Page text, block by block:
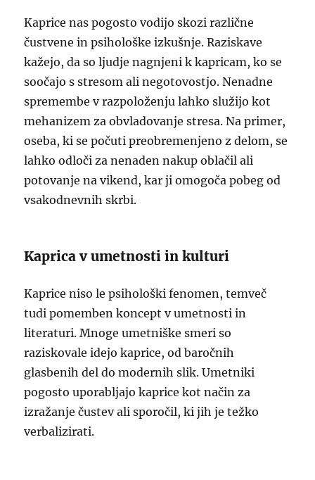
Kaprice nas pogosto vodijo skozi različne
čustvene in psihološke izkušnje. Raziskave
kažejo, da so ljudje nagnjeni k kapricam, ko se
soočajo s stresom ali negotovostjo. Nenadne
spremembe v razpoloženju lahko služijo kot
mehanizem za obvladovanje stresa. Na primer,
oseba, ki se počuti preobremenjeno z delom, se
lahko odloči za nenaden nakup oblačil ali
potovanje na vikend, kar ji omogoča pobeg od
vsakodnevnih skrbi.
Kaprica v umetnosti in kulturi
Kaprice niso le psihološki fenomen, temveč
tudi pomemben koncept v umetnosti in
literaturi. Mnoge umetniške smeri so
raziskovale idejo kaprice, od baročnih
glasbenih del do modernih slik. Umetniki
pogosto uporabljajo kaprice kot način za
izražanje čustev ali sporočil, ki jih je težko
verbalizirati.